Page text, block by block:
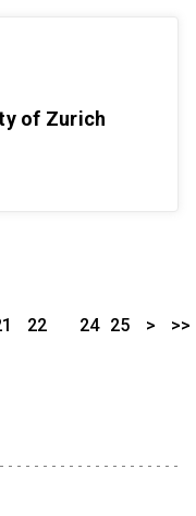
of Zurich
22
24 25 > >>